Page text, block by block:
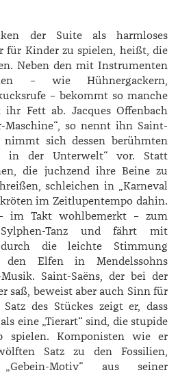
der Suite als harmloses
für Kinder zu spielen, heißt, die
Neben den mit Instrumenten
– wie Hühnergackern,
– bekommt so manche
ihr Fett ab. ­Jacques ­Offenbach
Maschine“, so nennt ihn Saint-
nimmt sich dessen berühmten
in der Unterwelt“ vor. Statt
die juchzend ihre Beine zu
schleichen in „Karneval
im Zeitlupentempo dahin.
im Takt wohlbemerkt – zum
­Tanz und fährt mit
durch die leichte Stimmung
Elfen in Mendelssohns
Musik. Saint-Saëns, der bei der
saß, beweist aber auch Sinn für
des Stückes zeigt er, dass
eine „Tierart“ sind, die stupide
spielen. Komponisten wie er
Satz zu den Fossilien,
Motiv“ aus seiner